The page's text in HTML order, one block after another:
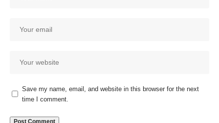
Save my name, email, and website in this browser for the next
time I comment.